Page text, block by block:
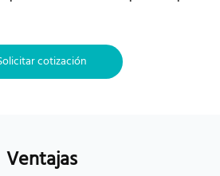
cotización
Ventajas